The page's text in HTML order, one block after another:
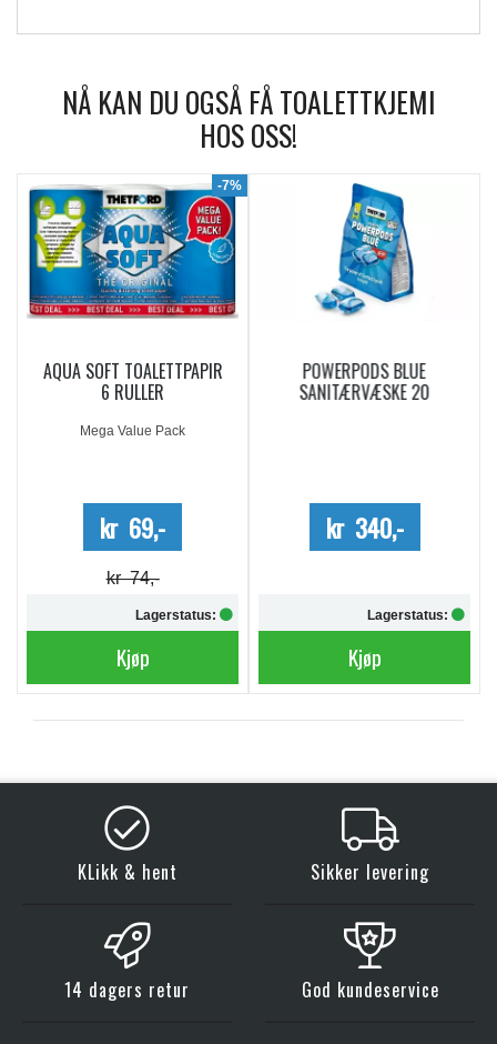
NÅ KAN DU OGSÅ FÅ TOALETTKJEMI
HOS OSS!
-7%
AQUA SOFT TOALETTPAPIR
6 RULLER
Mega Value Pack
kr 69,-
kr 74,-
Lagerstatus:
Kjøp
POWERPODS BLUE
SANITÆRVÆSKE 20
kr 340,-
Lagerstatus:
Kjøp
KLikk & hent Sikker levering
14 dagers retur God kundeservice